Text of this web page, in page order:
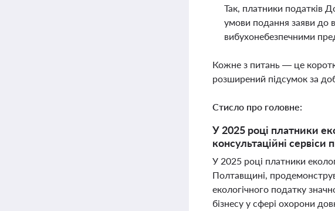
Так, платники податків
умови подання заяви до
вибухонебезпечними
Кожне з питань — це
розширений підсумок за
Стисло про головне:
У 2025 році платники
консультаційні
У 2025 році платники
Полтавщині,
екологічного податку
бізнесу у сфері охорони